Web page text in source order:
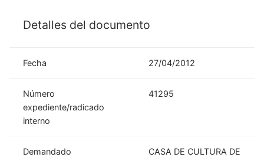
Detalles del documento
Fecha 27/04/2012
Número
expediente/radicado
interno
41295
Demandado
CASA DE CULTURA DE